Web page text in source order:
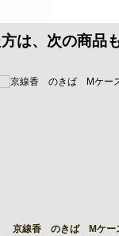
は、次の商品
京線香 のきば Mケー